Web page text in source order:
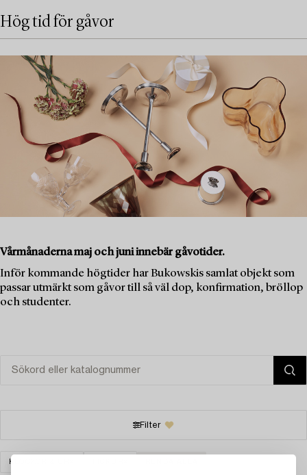
Hög tid för gåvor
Vårmånaderna maj och juni innebär gåvotider.
Inför kommande högtider har Bukowskis samlat objekt som
passar utmärkt som gåvor till så väl dop, konfirmation, bröllop
och studenter.
Filter
KLOCKOR & UR